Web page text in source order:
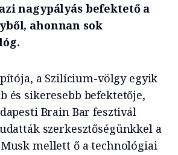
nagypályás befektető a
ahonnan sok
a Szilícium-völgy egyik
és sikeresebb befektetője,
Brain Bar fesztivál
szerkesztőségünkkel a
mellett ő a technológiai